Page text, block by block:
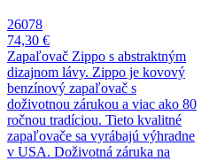
26078
74,30 €
Zapaľovač Zippo s abstraktným
dizajnom lávy. Zippo je kovový
benzínový zapaľovač s
doživotnou zárukou a viac ako 80
ročnou tradíciou. Tieto kvalitné
zapaľovače sa vyrábajú výhradne
v USA. Doživotná záruka na